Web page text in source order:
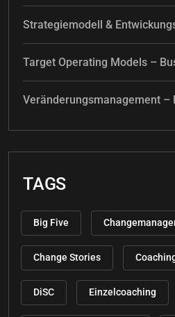
Strategiemodell &
Target Operating Models –
Veränderungsmanagement –
TAGS
Big Five
Change Stories
DiSC Einzelcoaching